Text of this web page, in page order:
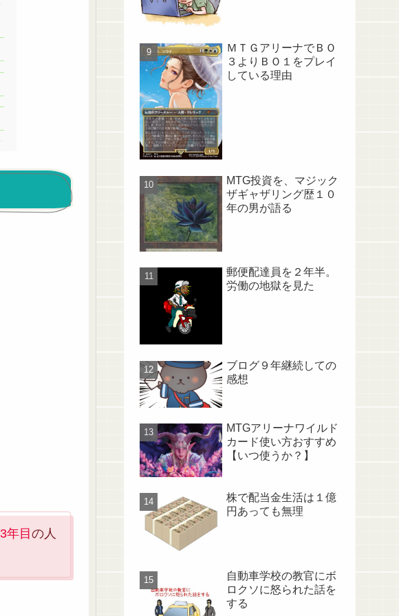
3年目 の人
ＭＴＧアリーナでＢＯ
３よりＢＯ１をプレイ
している理由
MTG投資を、マジック
ザギャザリング歴１０
年の男が語る
郵便配達員を２年半。
労働の地獄を見た
ブログ９年継続しての
感想
MTGアリーナワイルド
カード使い方おすすめ
【いつ使うか？】
株で配当金生活は１億
円あっても無理
自動車学校の教官にボ
ロクソに怒られた話を
する